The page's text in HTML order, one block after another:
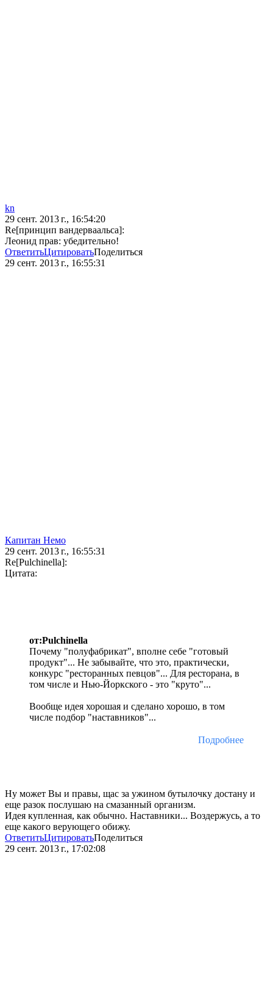
kn
29 сент. 2013 г., 16:54:20
Re[принцип вандерваальса]:
Леонид прав: убедительно!
ОтветитьЦитироватьПоделиться
29 сент. 2013 г., 16:55:31
Капитан Немо
29 сент. 2013 г., 16:55:31
Re[Pulchinella]:
Цитата:
от:Pulchinella
Почему "полуфабрикат", вполне себе "готовый
продукт"... Не забывайте, что это, практически,
конкурс "ресторанных певцов"... Для ресторана, в
том числе и Нью-Йоркского - это "круто"...
Вообще идея хорошая и сделано хорошо, в том
числе подбор "наставников"...
Подробнее
Ну может Вы и правы, щас за ужином бутылочку достану и
еще разок послушаю на смазанный организм.
Идея купленная, как обычно. Наставники... Воздержусь, а то
еще какого верующего обижу.
ОтветитьЦитироватьПоделиться
29 сент. 2013 г., 17:02:08